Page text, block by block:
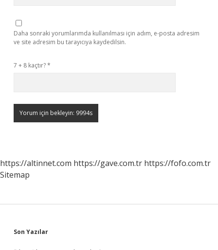
Daha sonraki yorumlarımda kullanılması için adım, e-posta adresim
ve site adresim bu tarayıcıya kaydedilsin.
7 + 8 kaçtır?*
https://altinnet.com https://gave.com.tr https://fofo.com.tr
Sitemap
Sidebar
Son Yazılar